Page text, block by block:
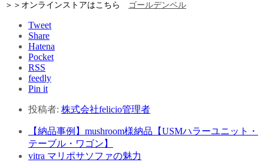
＞＞オンラインストアはこちら ゴールデンベル
Tweet
Share
Hatena
Pocket
RSS
feedly
Pin it
投稿者: 株式会社felicio管理者
【納品事例】mushroom様納品【USMハラーユニット・
テーブル・ワゴン】
vitra マリポサソファの魅力